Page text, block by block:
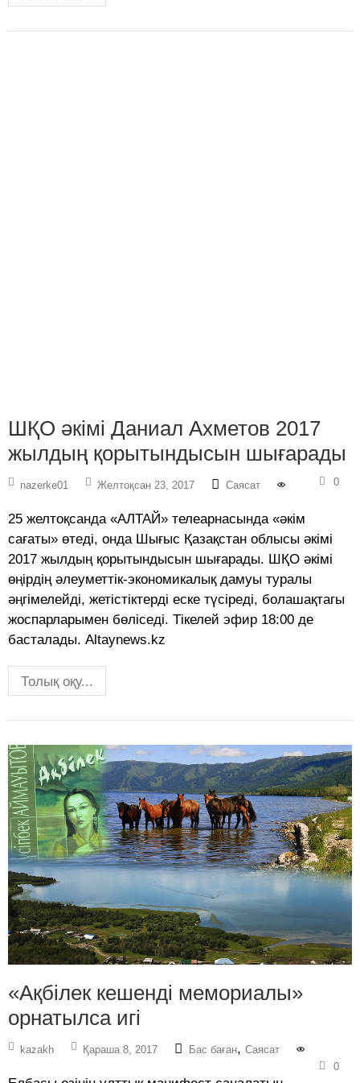
ШҚО әкімі Даниал Ахметов 2017
жылдың қорытындысын шығарады
nazerke01 Желтоқсан 23, 2017 Саясат 0
25 желтоқсанда «АЛТАЙ» телеарнасында «әкім
сағаты» өтеді, онда Шығыс Қазақстан облысы әкімі
2017 жылдың қорытындысын шығарады. ШҚО әкімі
өңірдің әлеуметтік-экономикалық дамуы туралы
әңгімелейді, жетістіктерді еске түсіреді, болашақтагы
жоспарларымен бөліседі. Тікелей эфир 18:00 де
басталады. Altaynews.kz
Толық оқу...
«Ақбілек кешенді мемориалы»
орнатылса игі
kazakh Қараша 8, 2017 Бас баған, Саясат
0